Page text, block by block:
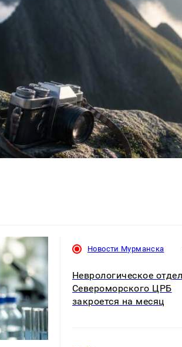
Новости Мурманска
Неврологическое
Североморского ЦРБ
закроется на месяц